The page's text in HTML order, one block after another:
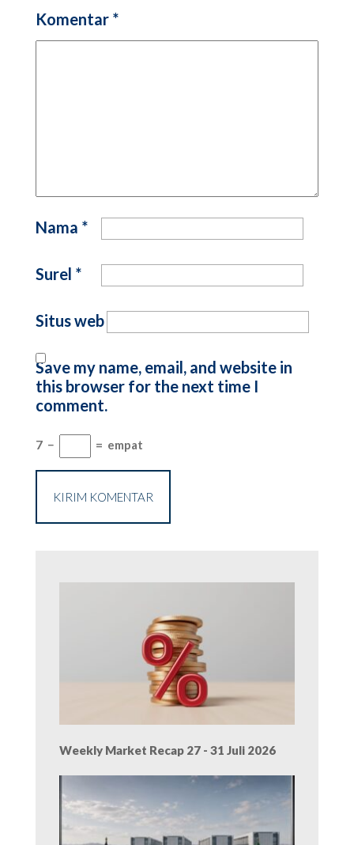
Komentar *
Nama *
Surel *
Situs web
Save my name, email, and website in
this browser for the next time I
comment.
7 − = empat
Weekly Market Recap 27 - 31 Juli 2026